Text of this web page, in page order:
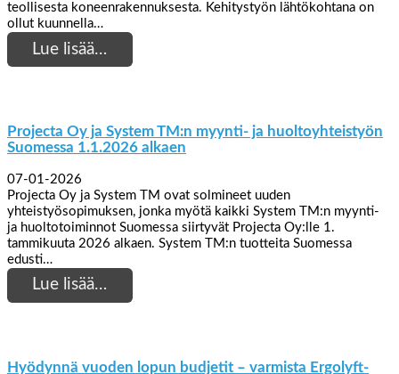
teollisesta koneenrakennuksesta. Kehitystyön lähtökohtana on
ollut kuunnella…
Lue lisää…
Projecta Oy ja System TM:n myynti- ja huoltoyhteistyön
Suomessa 1.1.2026 alkaen
07-01-2026
Projecta Oy ja System TM ovat solmineet uuden
yhteistyösopimuksen, jonka myötä kaikki System TM:n myynti-
ja huoltotoiminnot Suomessa siirtyvät Projecta Oy:lle 1.
tammikuuta 2026 alkaen. System TM:n tuotteita Suomessa
edusti…
Lue lisää…
Hyödynnä vuoden lopun budjetit – varmista Ergolyft-